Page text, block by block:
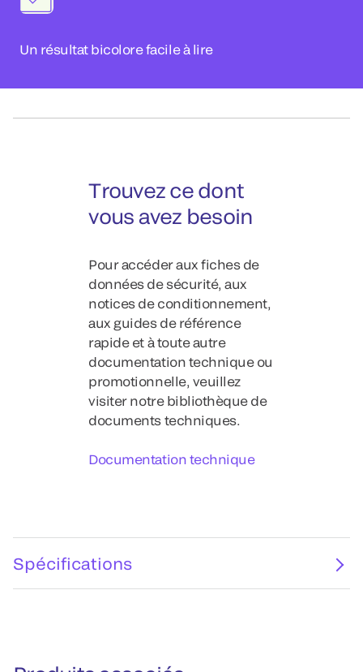
Un résultat bicolore facile à lire
Trouvez ce dont
vous avez besoin
Pour accéder aux fiches de
données de sécurité, aux
notices de conditionnement,
aux guides de référence
rapide et à toute autre
documentation technique ou
promotionnelle, veuillez
visiter notre bibliothèque de
documents techniques.
Documentation technique
Spécifications